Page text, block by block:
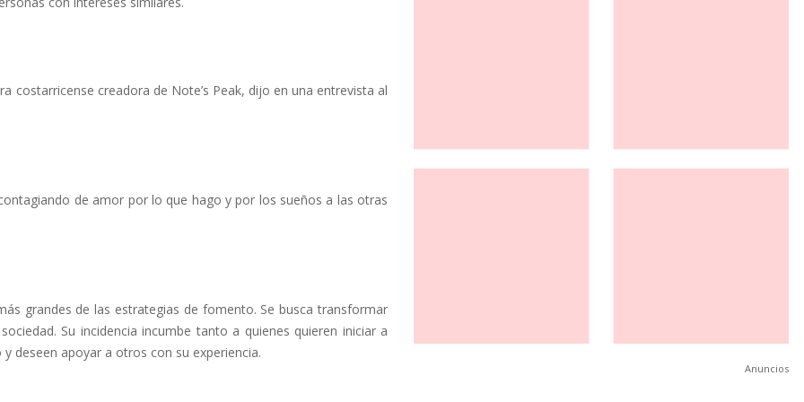
costarricense creadora de Note’s Peak, dijo en una entrevista al
de amor por lo que hago y por los sueños a las otras
grandes de las estrategias de fomento. Se busca transformar
Su incidencia incumbe tanto a quienes quieren iniciar a
deseen apoyar a otros con su experiencia.
Anuncios